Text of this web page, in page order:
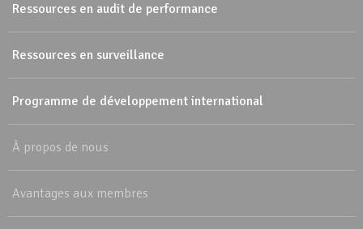
Ressources en audit de performance
Ressources en surveillance
Programme de développement international
À propos de nous
Avantages aux membres